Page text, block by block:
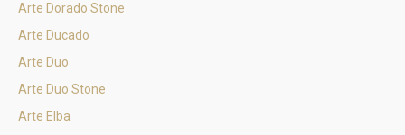
Arte Dorado Stone
Arte Ducado
Arte Duo
Arte Duo Stone
Arte Elba